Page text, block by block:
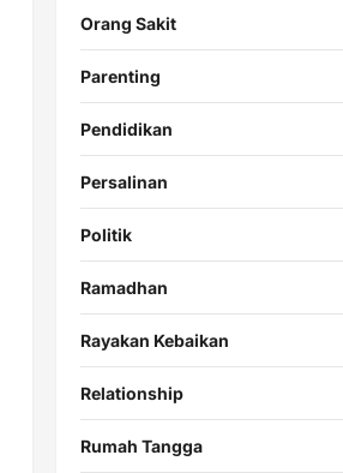
Orang Sakit
Parenting
Pendidikan
Persalinan
Politik
Ramadhan
Rayakan Kebaikan
Relationship
Rumah Tangga